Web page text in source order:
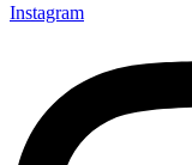
Instagram